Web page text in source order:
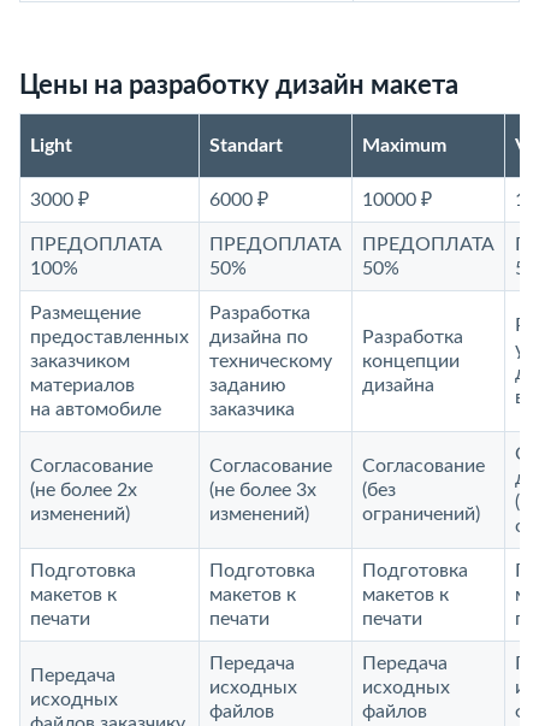
Цены на разработку дизайн макета
Light Standart Maximum
3000 ₽ 6000 ₽ 10000 ₽
ПРЕДОПЛАТА
100%
ПРЕДОПЛАТА
50%
ПРЕДОПЛАТА
50%
Размещение
предоставленных
заказчиком
материалов
на автомобиле
Разработка
дизайна по
техническому
заданию
заказчика
Разработка
концепции
дизайна
Согласование
(не более 2х
изменений)
Согласование
(не более 3х
изменений)
Согласование
(без
ограничений)
Подготовка
макетов к
печати
Подготовка
макетов к
печати
Подготовка
макетов к
печати
Передача
исходных
Передача
исходных
файлов
Передача
исходных
файлов